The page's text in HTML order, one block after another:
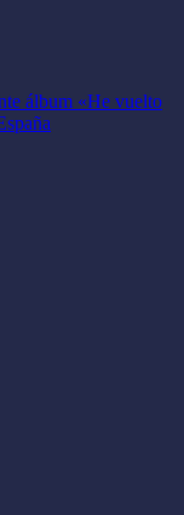
álbum «He vuelto